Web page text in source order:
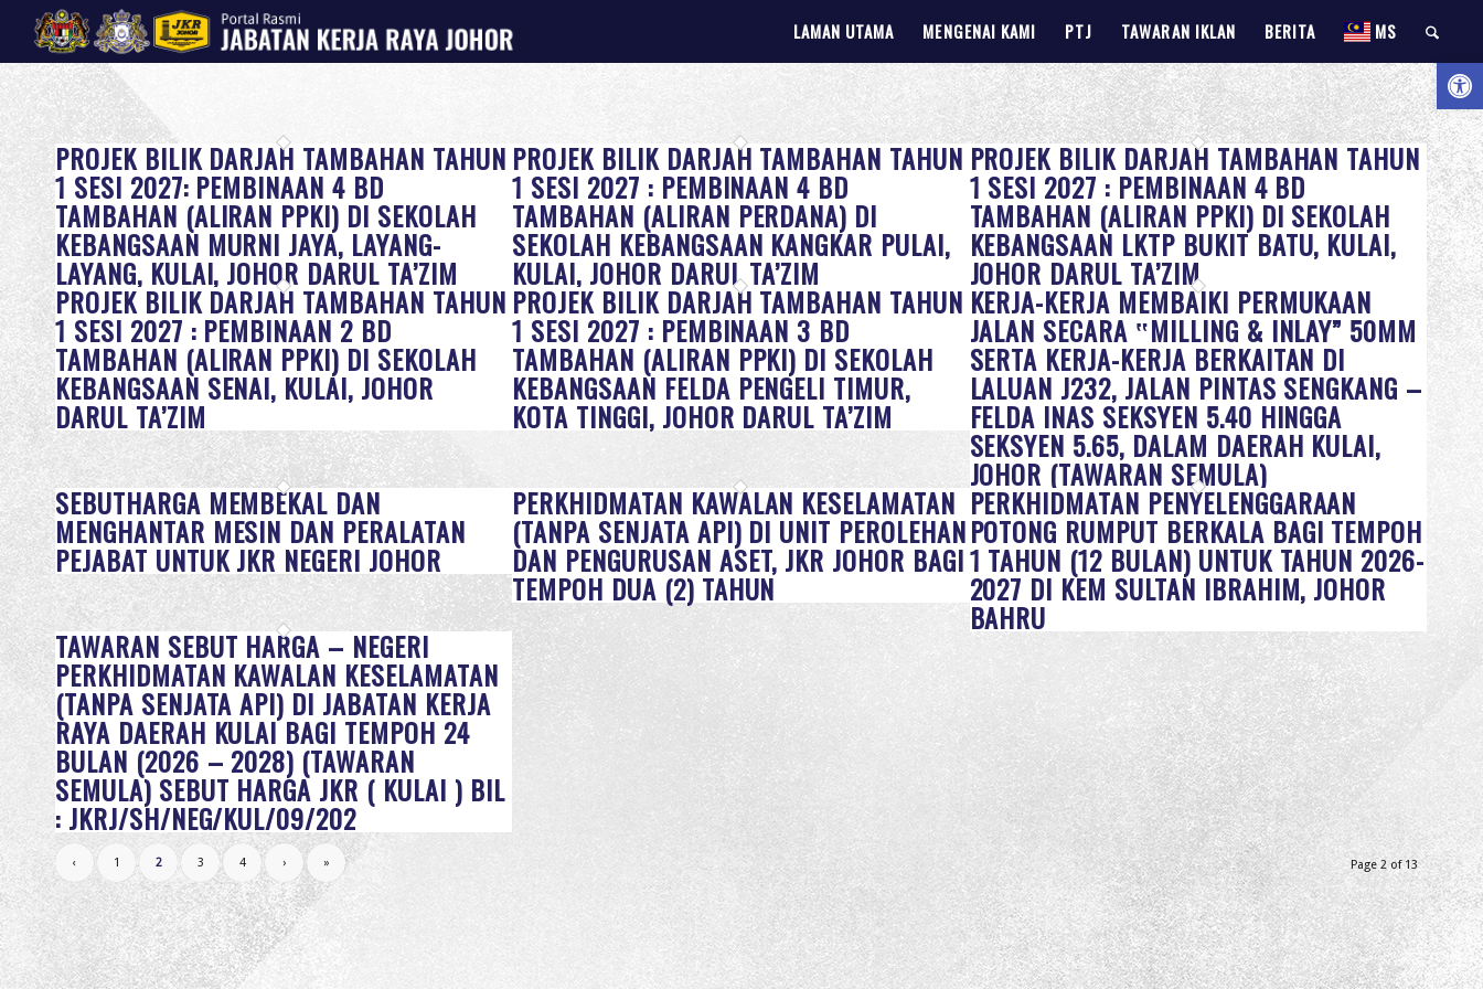
LAMAN UTAMA MENGENAI KAMI PTJ TAWARAN IKLAN BERITA MS
PROJEK BILIK DARJAH TAMBAHAN TAHUN
1 SESI 2027: PEMBINAAN 4 BD
TAMBAHAN (ALIRAN PPKI) DI SEKOLAH
KEBANGSAAN MURNI JAYA, LAYANG-
LAYANG, KULAI, JOHOR DARUL TA’ZIM
PROJEK BILIK DARJAH TAMBAHAN TAHUN
1 SESI 2027 : PEMBINAAN 4 BD
TAMBAHAN (ALIRAN PERDANA) DI
SEKOLAH KEBANGSAAN KANGKAR PULAI,
KULAI, JOHOR DARUL TA’ZIM
PROJEK BILIK DARJAH TAMBAHAN TAHUN
1 SESI 2027 : PEMBINAAN 4 BD
TAMBAHAN (ALIRAN PPKI) DI SEKOLAH
KEBANGSAAN LKTP BUKIT BATU, KULAI,
JOHOR DARUL TA’ZIM
PROJEK BILIK DARJAH TAMBAHAN TAHUN
1 SESI 2027 : PEMBINAAN 2 BD
TAMBAHAN (ALIRAN PPKI) DI SEKOLAH
KEBANGSAAN SENAI, KULAI, JOHOR
DARUL TA’ZIM
PROJEK BILIK DARJAH TAMBAHAN TAHUN
1 SESI 2027 : PEMBINAAN 3 BD
TAMBAHAN (ALIRAN PPKI) DI SEKOLAH
KEBANGSAAN FELDA PENGELI TIMUR,
KOTA TINGGI, JOHOR DARUL TA’ZIM
KERJA-KERJA MEMBAIKI PERMUKAAN
JALAN SECARA ‟MILLING & INLAY” 50MM
SERTA KERJA-KERJA BERKAITAN DI
LALUAN J232, JALAN PINTAS SENGKANG –
FELDA INAS SEKSYEN 5.40 HINGGA
SEKSYEN 5.65, DALAM DAERAH KULAI,
JOHOR (TAWARAN SEMULA)
SEBUTHARGA MEMBEKAL DAN
MENGHANTAR MESIN DAN PERALATAN
PEJABAT UNTUK JKR NEGERI JOHOR
PERKHIDMATAN KAWALAN KESELAMATAN
(TANPA SENJATA API) DI UNIT PEROLEHAN
DAN PENGURUSAN ASET, JKR JOHOR BAGI
TEMPOH DUA (2) TAHUN
PERKHIDMATAN PENYELENGGARAAN
POTONG RUMPUT BERKALA BAGI TEMPOH
1 TAHUN (12 BULAN) UNTUK TAHUN 2026-
2027 DI KEM SULTAN IBRAHIM, JOHOR
BAHRU
TAWARAN SEBUT HARGA – NEGERI
PERKHIDMATAN KAWALAN KESELAMATAN
(TANPA SENJATA API) DI JABATAN KERJA
RAYA DAERAH KULAI BAGI TEMPOH 24
BULAN (2026 – 2028) (TAWARAN
SEMULA) SEBUT HARGA JKR ( KULAI ) BIL
: JKRJ/SH/NEG/KUL/09/202
Page 2 of 13
‹ 1 2 3 4 › »